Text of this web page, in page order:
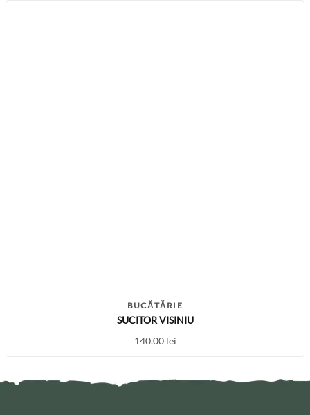
BUCĂTĂRIE
SUCITOR VISINIU
140.00 lei